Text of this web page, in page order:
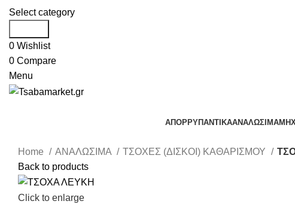
Select category
0 Wishlist
0 Compare
Menu
ΑΠΟΡΡΥΠΑΝΤΙΚΑΑΝΑΛΩΣΙΜΑ
Home ΑΝΑΛΩΣΙΜΑ ΤΣΟΧΕΣ (ΔΙΣΚΟΙ) ΚΑΘΑΡΙΣΜΟΥ
Back to products
Click to enlarge